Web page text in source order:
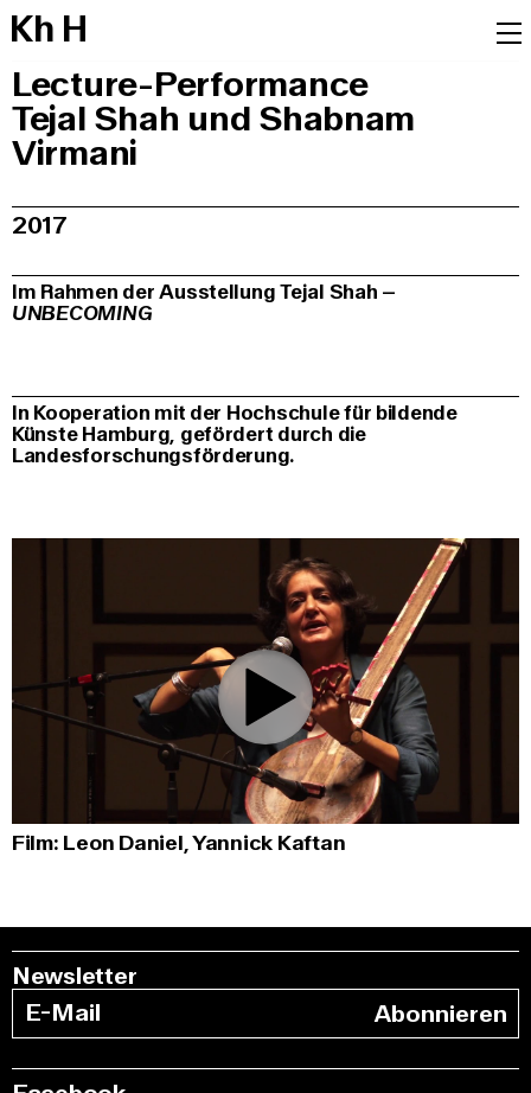
Kh H
0:00/1:14:22
Film: Leon Daniel, Yannick Kaftan
Lecture-Performance
Tejal Shah und Shabnam
Virmani
2017
Im Rahmen der Ausstellung Tejal Shah –
UNBECOMING
In Kooperation mit der Hochschule für bildende
Künste Hamburg, gefördert durch die
Landesforschungsförderung.
Newsletter
Abonnieren